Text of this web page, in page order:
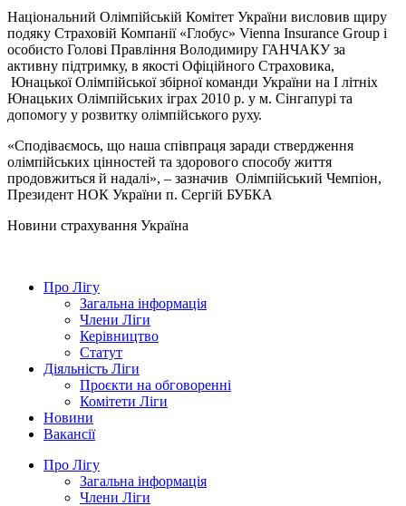
Національний Олімпійській Комітет України висловив щиру
подяку Страховій Компанії «Глобус» Vienna Insurance Group і
особисто Голові Правління Володимиру ГАНЧАКУ за
активну підтримку, в якості Офіційного Страховика,
Юнацької Олімпійської збірної команди України на І літніх
Юнацьких Олімпійських іграх 2010 р. у м. Сінгапурі та
допомогу у розвитку олімпійського руху.
«Сподіваємось, що наша співпраця заради ствердження
олімпійських цінностей та здорового способу життя
продовжиться й надалі», – зазначив Олімпійський Чемпіон,
Президент НОК України п. Сергій БУБКА
Новини страхування Україна
Про Лігу
Загальна інформація
Члени Ліги
Керівництво
Статут
Діяльність Ліги
Проєкти на обговоренні
Комітети Ліги
Новини
Вакансії
Про Лігу
Загальна інформація
Члени Ліги